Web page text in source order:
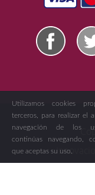
Utilizamos cookies
terceros, para realizar el
navegación de los
continúas navegando,
que aceptas su uso.